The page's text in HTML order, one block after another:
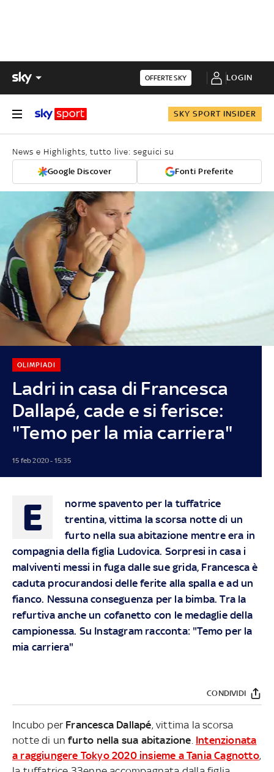
OFFERTE SKY LOGIN
SKY SPORT INSIDER
News e Highlights, tutto live: seguici su
Google Discover Fonti Preferite
Ladri in casa di Francesca
Dallapé, cade e si ferisce:
"Temo per la mia carriera"
OLIMPIADI
15 feb 2020 - 15:35
E
norme spavento per la tuffatrice
trentina, vittima la scorsa notte di un
furto nella sua abitazione mentre era in
compagnia della figlia Ludovica. Sorpresi in casa i
malviventi messi in fuga dalle sue grida, Francesca è
caduta procurandosi delle ferite alla spalla e ad un
fianco. Nessuna conseguenza per la bimba. Tra la
refurtiva anche un cofanetto con le medaglie della
campionessa. Su Instagram racconta: "Temo per la
mia carriera"
CONDIVIDI
Incubo per Francesca Dallapé, vittima la scorsa
notte di unfurto nella sua abitazione Intenzionata
a raggiungere Tokyo 2020 insieme a Tania Cagnotto,